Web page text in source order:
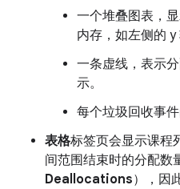
一个堆叠图表，
内存，如左侧的
一条虚线，表示
示。
每个垃圾回收事件
表格标签页会显示课程
间范围结束时的分配数
Deallocations），因